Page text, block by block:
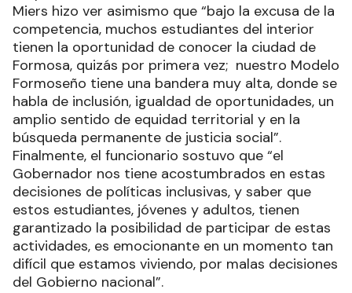
Miers hizo ver asimismo que “bajo la excusa de la
competencia, muchos estudiantes del interior
tienen la oportunidad de conocer la ciudad de
Formosa, quizás por primera vez; nuestro Modelo
Formoseño tiene una bandera muy alta, donde se
habla de inclusión, igualdad de oportunidades, un
amplio sentido de equidad territorial y en la
búsqueda permanente de justicia social”.
Finalmente, el funcionario sostuvo que “el
Gobernador nos tiene acostumbrados en estas
decisiones de políticas inclusivas, y saber que
estos estudiantes, jóvenes y adultos, tienen
garantizado la posibilidad de participar de estas
actividades, es emocionante en un momento tan
difícil que estamos viviendo, por malas decisiones
del Gobierno nacional”.